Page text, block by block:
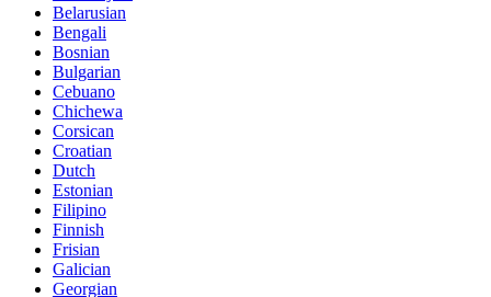
Belarusian
Bengali
Bosnian
Bulgarian
Cebuano
Chichewa
Corsican
Croatian
Dutch
Estonian
Filipino
Finnish
Frisian
Galician
Georgian